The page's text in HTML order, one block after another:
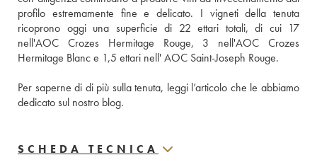
profilo estremamente fine e delicato. I vigneti della tenuta
ricoprono oggi una superficie di 22 ettari totali, di cui 17
nell'AOC Crozes Hermitage Rouge, 3 nell'AOC Crozes
Hermitage Blanc e 1,5 ettari nell' AOC Saint-Joseph Rouge.
Per saperne di di più sulla tenuta, leggi l’articolo che le abbiamo
dedicato sul nostro blog.
SCHEDA TECNICA